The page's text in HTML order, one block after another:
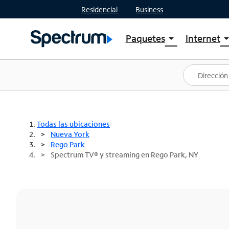
Residencial Business
Paquetesarrow_drop_down
Ver paquetes
Spectrum One
Mejores ofertas
Internetarrow_drop_down
Planes
Todas las ubicaciones
Nueva York
Rego Park
Spectrum TV® y streaming en Rego Park, NY